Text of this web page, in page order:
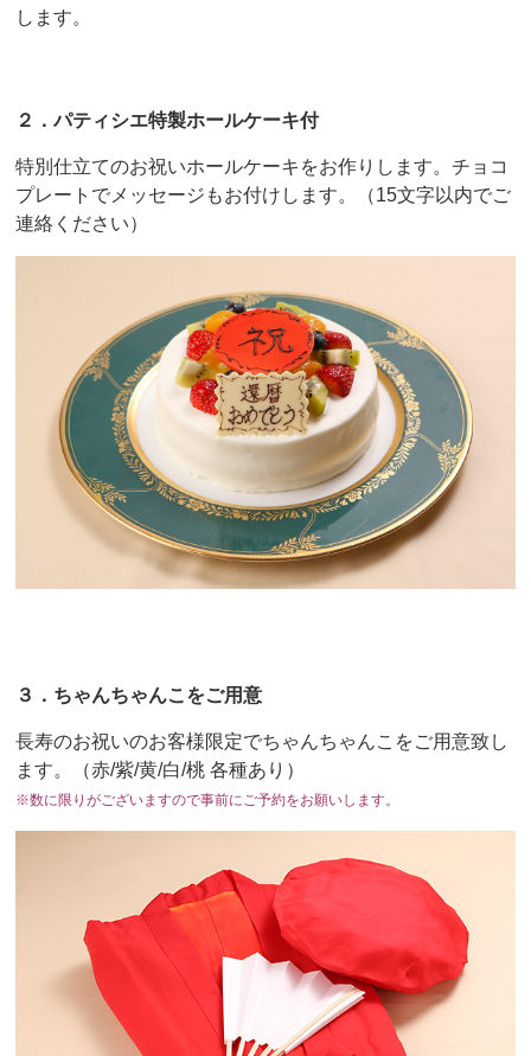
します。
２．パティシエ特製ホールケーキ付
特別仕立てのお祝いホールケーキをお作りします。チョコ
プレートでメッセージもお付けします。（15文字以内でご
連絡ください）
３．ちゃんちゃんこをご用意
長寿のお祝いのお客様限定でちゃんちゃんこをご用意致し
ます。（赤/紫/黄/白/桃 各種あり）
※数に限りがございますので事前にご予約をお願いします。